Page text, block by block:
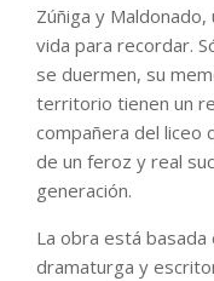
Zúñiga y
vida para recordar.
se duermen, su
territorio tienen un
compañera del liceo
de un feroz y real
generación.
La obra está basada
dramaturga y